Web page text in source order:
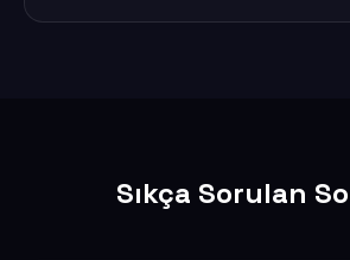
Sıkça Sorulan